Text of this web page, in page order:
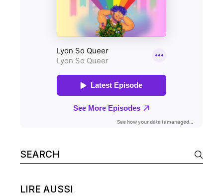
Search
for:
LIRE AUSSI